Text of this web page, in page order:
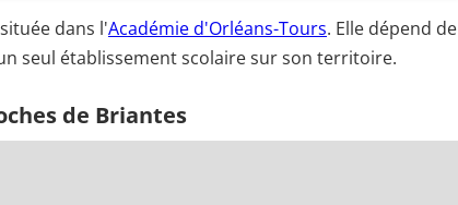
dans l'Académie d'Orléans-Tours. Elle dépend de
seul établissement scolaire sur son territoire.
de Briantes